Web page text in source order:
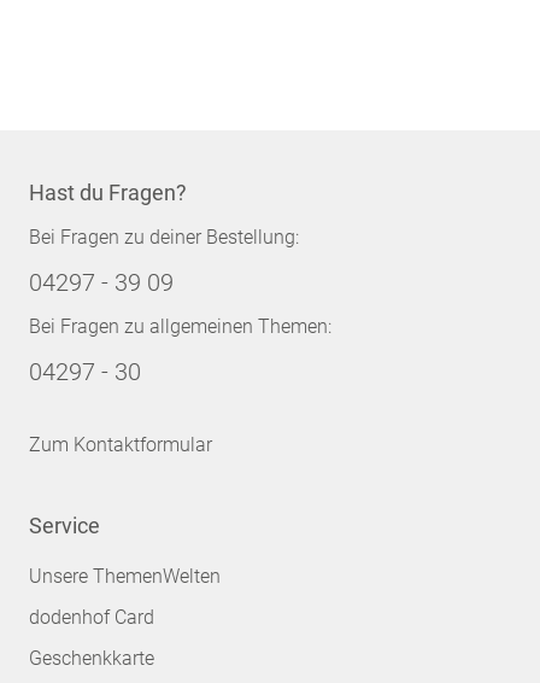
Hast du Fragen?
Bei Fragen zu deiner Bestellung:
04297 - 39 09
Bei Fragen zu allgemeinen Themen:
04297 - 30
Zum Kontaktformular
Service
Unsere ThemenWelten
dodenhof Card
Geschenkkarte